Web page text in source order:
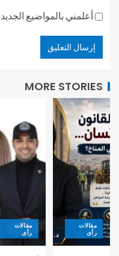
أعلمني بالمواضيع
MORE STORIES
مقالات
رأى
مقالات
رأى